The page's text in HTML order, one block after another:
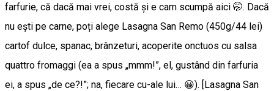
farfurie, că dacă mai vrei, costă și e cam scumpă aici 🤭. Dacă
nu ești pe carne, poți alege Lasagna San Remo (450g/44 lei)
cartof dulce, spanac, brânzeturi, acoperite onctuos cu salsa
quattro fromaggi (ea a spus „mmm!”, el, gustând din farfuria
ei, a spus „de ce?!”; na, fiecare cu-ale lui… 😀). [Lasagna San